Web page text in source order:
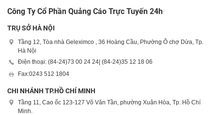
Công Ty Cổ Phần Quảng Cáo Trực Tuyến 24h
TRỤ SỞ HÀ NỘI
Tầng 12, Tòa nhà Geleximco , 36 Hoàng Cầu, Phường Ô chợ Dừa, Tp.
Hà Nội
Điện thoại: (84-24)73 00 24 24| (84-24)35 12 18 06
Fax:0243 512 1804
CHI NHÁNH TP.HỒ CHÍ MINH
Tầng 11, Cao ốc 123-127 Võ Văn Tần, phường Xuân Hòa, Tp. Hồ Chí
Minh.